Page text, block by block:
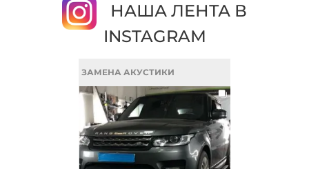
НАША ЛЕНТА В
INSTAGRAM
ЗАМЕНА АКУСТИКИ